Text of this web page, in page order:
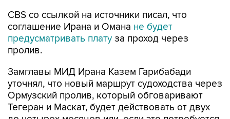
CBS со ссылкой на источники писал, что
соглашение Ирана и Омана не будет
предусматривать плату за проход через
пролив.
Замглавы МИД Ирана Казем Гарибабади
уточнял, что новый маршрут судоходства через
Ормузский пролив, который обговаривают
Тегеран и Маскат, будет действовать от двух